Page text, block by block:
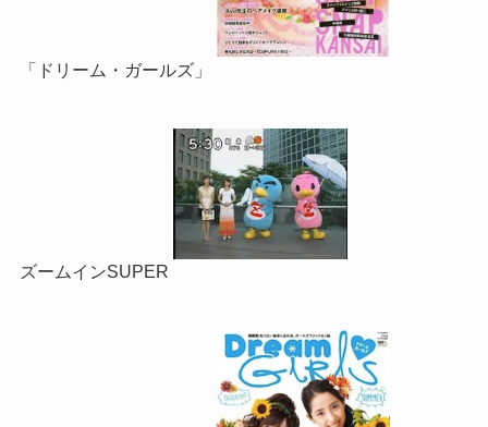
「ドリーム・ガールズ」
ズームインSUPER